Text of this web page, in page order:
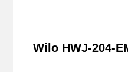
Wilo HWJ-204-